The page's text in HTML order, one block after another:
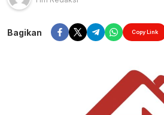
Bagikan Copy Link